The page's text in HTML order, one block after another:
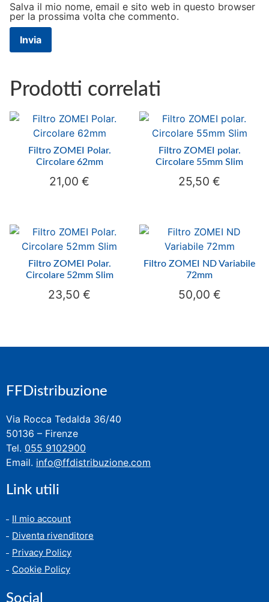
Salva il mio nome, email e sito web in questo browser
per la prossima volta che commento.
Prodotti correlati
Filtro ZOMEI Polar.
Circolare 62mm
21,00€
Filtro ZOMEI polar.
Circolare 55mm Slim
25,50€
Filtro ZOMEI Polar.
Circolare 52mm Slim
23,50€
Filtro ZOMEI ND Variabile
72mm
50,00 €
FFDistribuzione
Via Rocca Tedalda 36/40
50136 – Firenze
Tel. 055 9102900
Email. info@ffdistribuzione.com
Link utili
Il mio account
Diventa rivenditore
Privacy Policy
Cookie Policy
Social